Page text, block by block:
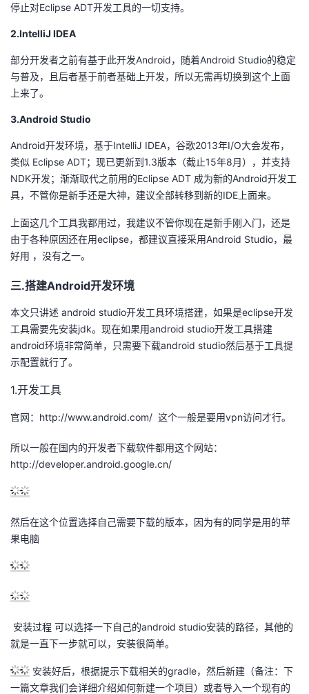
停止对Eclipse ADT开发工具的一切支持。
2.IntelliJ IDEA
部分开发者之前有基于此开发Android，随着Android Studio的稳定
与普及，且后者基于前者基础上开发，所以无需再切换到这个上面
上来了。
3.Android Studio
Android开发环境，基于IntelliJ IDEA，谷歌2013年I/O大会发布，
类似 Eclipse ADT；现已更新到1.3版本（截止15年8月），并支持
NDK开发；渐渐取代之前用的Eclipse ADT 成为新的Android开发工
具，不管你是新手还是大神，建议全部转移到新的IDE上面来。
上面这几个工具我都用过，我建议不管你现在是新手刚入门，还是
由于各种原因还在用eclipse，都建议直接采用Android Studio，最
好用 ，没有之一。
三.搭建Android开发环境
本文只讲述 android studio开发工具环境搭建，如果是eclipse开发
工具需要先安装jdk。现在如果用android studio开发工具搭建
android环境非常简单，只需要下载android studio然后基于工具提
示配置就行了。
1.开发工具
官网：http://www.android.com/ 这个一般是要用vpn访问才行。
所以一般在国内的开发者下载软件都用这个网站：
http://developer.android.google.cn/
然后在这个位置选择自己需要下载的版本，因为有的同学是用的苹
果电脑
安装过程 可以选择一下自己的android studio安装的路径，其他的
就是一直下一步就可以，安装很简单。
安装好后，根据提示下载相关的gradle，然后新建（备注：下
一篇文章我们会详细介绍如何新建一个项目）或者导入一个现有的